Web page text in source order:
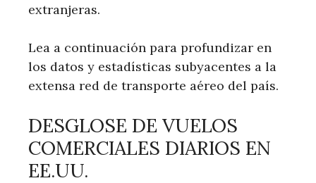
extranjeras.
Lea a continuación para profundizar en
los datos y estadísticas subyacentes a la
extensa red de transporte aéreo del país.
DESGLOSE DE VUELOS
COMERCIALES DIARIOS EN
EE.UU.